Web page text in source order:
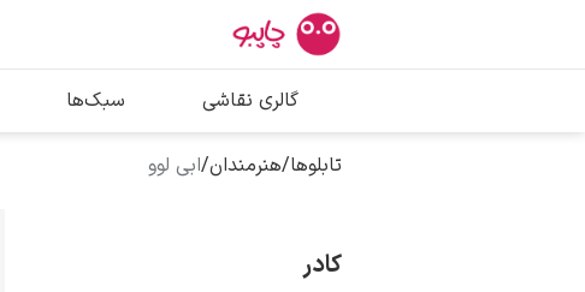
بیشترین جستجوها
پیکاسو
گالری نقاشی سبک‌ها
تابلوها/هنرمندان/ابی لوو
کادر